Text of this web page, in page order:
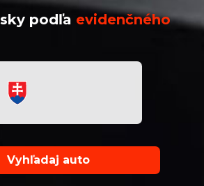
podľa evidenčného
Vyhľadaj auto